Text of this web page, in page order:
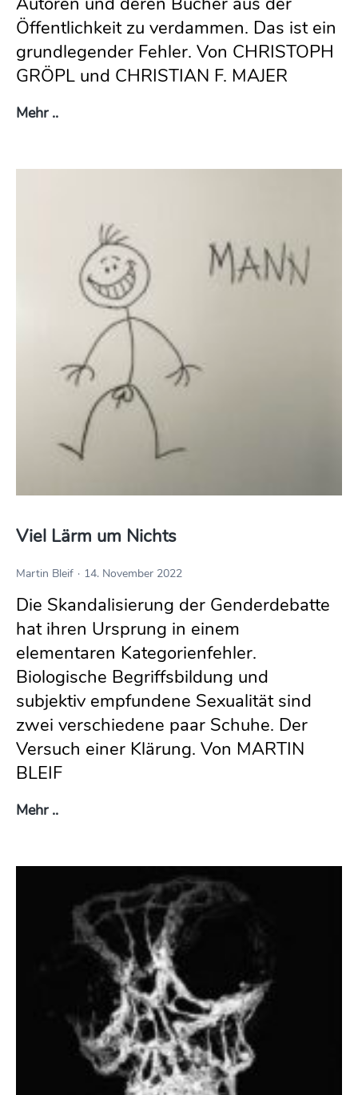
Öffentlichkeit zu verdammen. Das ist ein
grundlegender Fehler. Von CHRISTOPH
GRÖPL und CHRISTIAN F. MAJER
Mehr ..Der Wolf im Schafspelz – die „Causa
Viel Lärm um Nichts
Martin Bleif 14. November 2022
Die Skandalisierung der Genderdebatte
hat ihren Ursprung in einem
elementaren Kategorienfehler.
Biologische Begriffsbildung und
subjektiv empfundene Sexualität sind
zwei verschiedene paar Schuhe. Der
Versuch einer Klärung. Von MARTIN
BLEIF
Mehr ..Viel Lärm um Nichts